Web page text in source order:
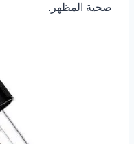
صحية المظهر.